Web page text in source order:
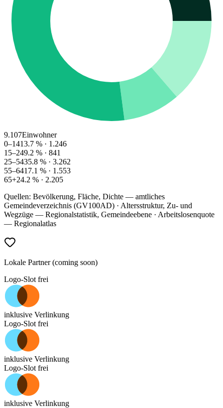
9.107Einwohner
0–1413.7 % · 1.246
15–249.2 % · 841
25–5435.8 % · 3.262
55–6417.1 % · 1.553
65+24.2 % · 2.205
Quellen: Bevölkerung, Fläche, Dichte — amtliches
Gemeindeverzeichnis (GV100AD) · Altersstruktur, Zu- und
Wegzüge — Regionalstatistik, Gemeindeebene · Arbeitslosenquote
— Regionalatlas
Lokale Partner (coming soon)
Logo-Slot frei
inklusive Verlinkung
Logo-Slot frei
inklusive Verlinkung
Logo-Slot frei
inklusive Verlinkung